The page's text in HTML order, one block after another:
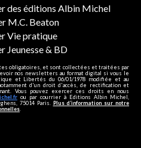
des éditions Albin Michel
M.C. Beaton
Vie pratique
Jeunesse & BD
obligatoires, et sont collectées et traitées par
nos newsletters au format digital si vous le
et Libertés du 06/01/1978 modifiée et au
d'un droit d'accès, de rectification et
Vous pouvez exercer ces droits en nous
ou par courrier à Editions Albin Michel,
75014 Paris. Plus d’information sur notre